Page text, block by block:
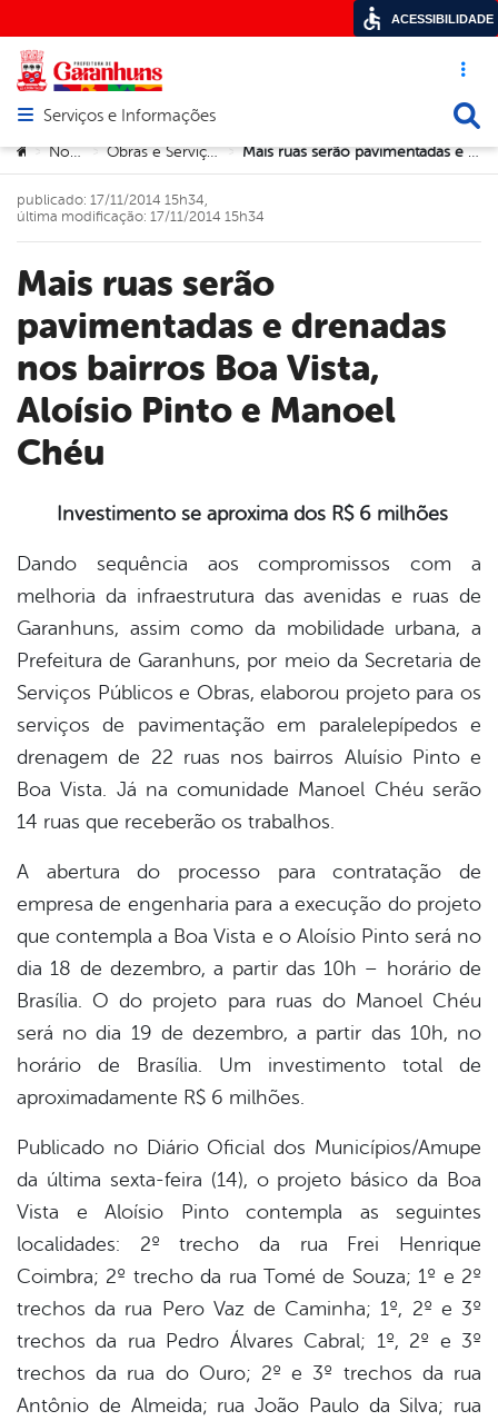
Acesso
Abrir menu principal de navegação
Serviços e Informações
Você está aqui:
> Notícias > Obras e Serviços Públicos > Mais ruas serão pavimentadas e drenadas nos bairros Boa Vista, Aloísio Pinto e Manoel Chéu
Mais ruas serão
pavimentadas e drenadas
nos bairros Boa Vista,
Aloísio Pinto e Manoel
Chéu
publicado: 17/11/2014 15h34,
última modificação: 17/11/2014 15h34
Investimento se aproxima dos R$ 6 milhões
Dando sequência aos compromissos com a
melhoria da infraestrutura das avenidas e ruas de
Garanhuns, assim como da mobilidade urbana, a
Prefeitura de Garanhuns, por meio da Secretaria de
Serviços Públicos e Obras, elaborou projeto para os
serviços de pavimentação em paralelepípedos e
drenagem de 22 ruas nos bairros Aluísio Pinto e
Boa Vista. Já na comunidade Manoel Chéu serão
14 ruas que receberão os trabalhos.
A abertura do processo para contratação de
empresa de engenharia para a execução do projeto
que contempla a Boa Vista e o Aloísio Pinto será no
dia 18 de dezembro, a partir das 10h – horário de
Brasília. O do projeto para ruas do Manoel Chéu
será no dia 19 de dezembro, a partir das 10h, no
horário de Brasília. Um investimento total de
aproximadamente R$ 6 milhões.
Publicado no Diário Oficial dos Municípios/Amupe
da última sexta-feira (14), o projeto básico da Boa
Vista e Aloísio Pinto contempla as seguintes
localidades: 2º trecho da rua Frei Henrique
Coimbra; 2º trecho da rua Tomé de Souza; 1º e 2º
trechos da rua Pero Vaz de Caminha; 1º, 2º e 3º
trechos da rua Pedro Álvares Cabral; 1º, 2º e 3º
trechos da rua do Ouro; 2º e 3º trechos da rua
Antônio de Almeida; rua João Paulo da Silva; rua
ACESSIBILIDADE